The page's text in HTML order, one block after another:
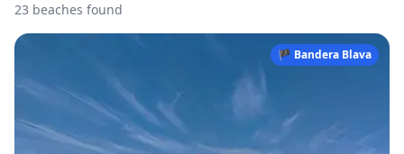
23 beaches found
🏴 Bandera Blava